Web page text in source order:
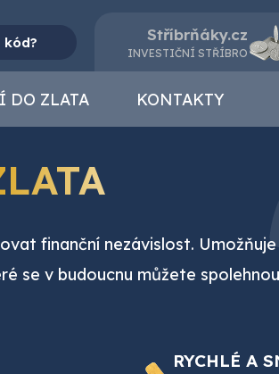
kód? Stříbrňáky.cz
INVESTIČNÍ STŘÍBRO
DO ZLATA KONTAKTY
finanční nezávislost.
se v budoucnu můžete
RYCHLÉ A